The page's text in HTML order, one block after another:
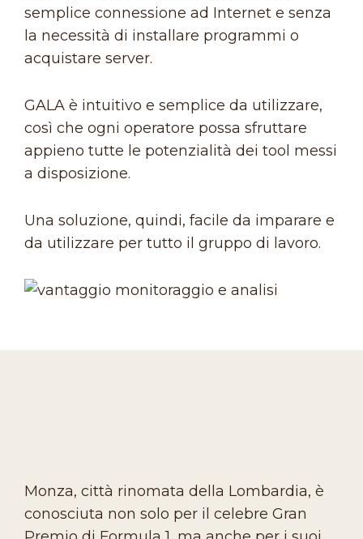
semplice connessione ad Internet e senza
la necessità di installare programmi o
acquistare server.
GALA è intuitivo e semplice da utilizzare,
così che ogni operatore possa sfruttare
appieno tutte le potenzialità dei tool messi
a disposizione.
Una soluzione, quindi, facile da imparare e
da utilizzare per tutto il gruppo di lavoro.
Monza, città rinomata della Lombardia, è
conosciuta non solo per il celebre Gran